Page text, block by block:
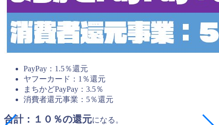
PayPay：1.5％還元
ヤフーカード：1％還元
まちかどPayPay：3.5％
消費者還元事業：5％還元
合計：１０％の還元になる。